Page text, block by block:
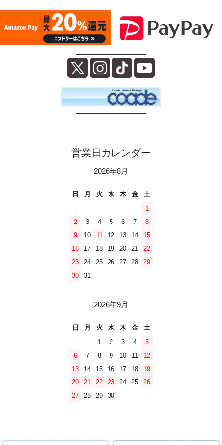
――――――――――
――――――――――
――――――――――
営業日カレンダー
2026年8月
日 月 火 水 木 金
土
1
2
3 4 5 6 7
8
9
10 11 12 13 14
15
16
17 18 19 20 21
22
23
24 25 26 27 28
29
30
31
2026年9月
日 月 火 水 木 金
土
1
2 3 4
5
6
7 8 9 10 11
12
13
14 15 16 17 18
19
20
21 22 23 24 25
26
27
28 29 30